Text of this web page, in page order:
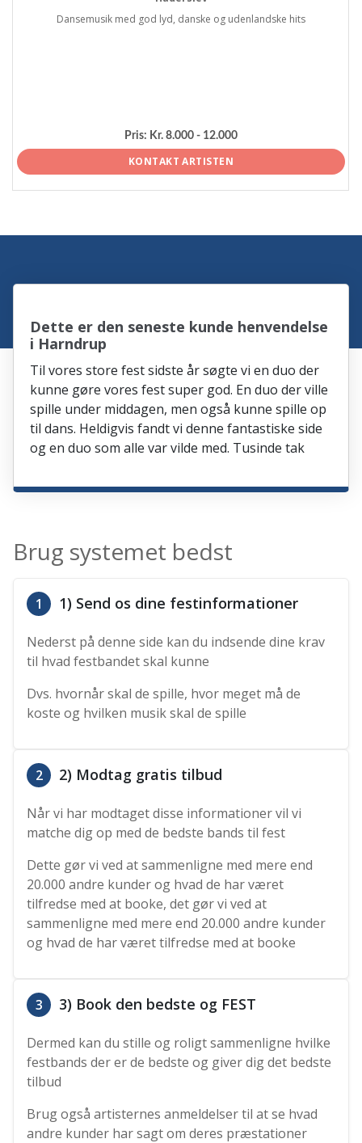
Dansemusik med god lyd, danske og udenlandske hits
Pris: Kr. 8.000 - 12.000
KONTAKT ARTISTEN
Dette er den seneste kunde henvendelse
i Harndrup
Til vores store fest sidste år søgte vi en duo der
kunne gøre vores fest super god. En duo der ville
spille under middagen, men også kunne spille op
til dans. Heldigvis fandt vi denne fantastiske side
og en duo som alle var vilde med. Tusinde tak
Brug systemet bedst
1 1) Send os dine festinformationer
Nederst på denne side kan du indsende dine krav
til hvad festbandet skal kunne
Dvs. hvornår skal de spille, hvor meget må de
koste og hvilken musik skal de spille
2 2) Modtag gratis tilbud
Når vi har modtaget disse informationer vil vi
matche dig op med de bedste bands til fest
Dette gør vi ved at sammenligne med mere end
20.000 andre kunder og hvad de har været
tilfredse med at booke, det gør vi ved at
sammenligne med mere end 20.000 andre kunder
og hvad de har været tilfredse med at booke
3 3) Book den bedste og FEST
Dermed kan du stille og roligt sammenligne hvilke
festbands der er de bedste og giver dig det bedste
tilbud
Brug også artisternes anmeldelser til at se hvad
andre kunder har sagt om deres præstationer